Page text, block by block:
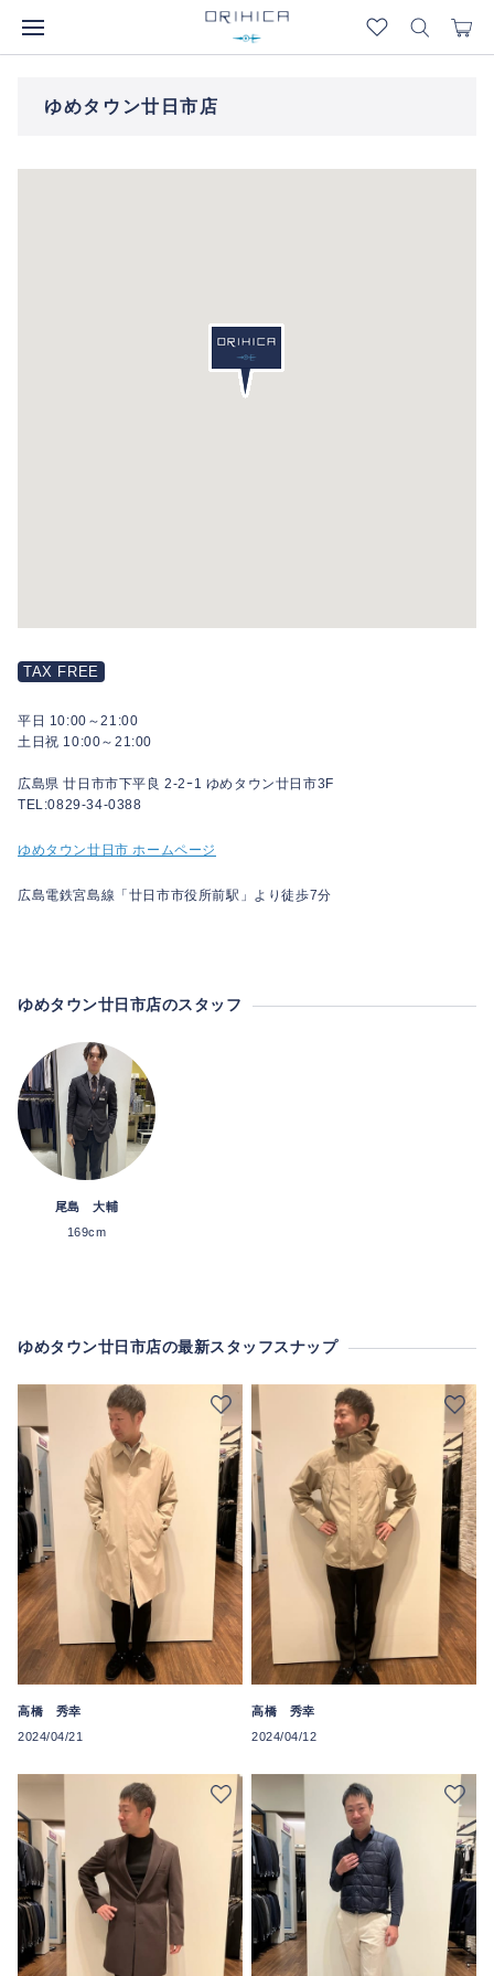
ゆめタウン廿日市店
TAX FREE
平日 10:00～21:00
土日祝 10:00～21:00
広島県 廿日市市下平良 2-2ｰ1 ゆめタウン廿日市3F
TEL:0829-34-0388
ゆめタウン廿日市 ホームページ
広島電鉄宮島線「廿日市市役所前駅」より徒歩7分
ゆめタウン廿日市店のスタッフ
尾島 大輔
169cm
ゆめタウン廿日市店の最新スタッフスナップ
高橋 秀幸
2024/04/21
高橋 秀幸
2024/04/12